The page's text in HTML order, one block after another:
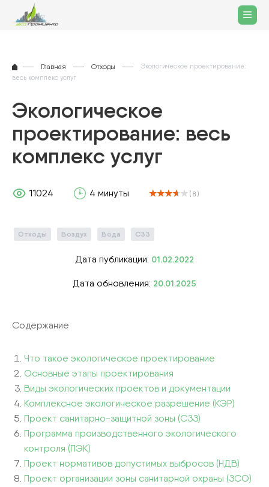
Главная Отходы
Экологическое проектирование:
весь комплекс услуг
Экологическое
проектирование: весь
комплекс услуг
11024 4 минуты ( 8 )
Отходы Воздух Вода СЗЗ
Дата публикации: 01.02.2022
Дата обновления: 20.01.2025
Содержание
Что такое экологическое проектирование
Основные этапы проектирования
Виды экологических проектов и документации
Комплексное экологическое разрешение (КЭР)
Проект санитарно-защитной зоны (СЗЗ)
Программа производственного экологического
контроля (ПЭК)
Проект нормативов допустимых выбросов (НДВ)
Проект организации зоны санитарной охраны (ЗСО)